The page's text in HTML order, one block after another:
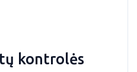
kontrolės